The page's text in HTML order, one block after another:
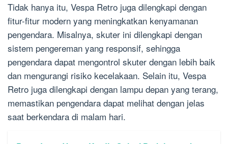
Tidak hanya itu, Vespa Retro juga dilengkapi dengan
fitur-fitur modern yang meningkatkan kenyamanan
pengendara. Misalnya, skuter ini dilengkapi dengan
sistem pengereman yang responsif, sehingga
pengendara dapat mengontrol skuter dengan lebih baik
dan mengurangi risiko kecelakaan. Selain itu, Vespa
Retro juga dilengkapi dengan lampu depan yang terang,
memastikan pengendara dapat melihat dengan jelas
saat berkendara di malam hari.